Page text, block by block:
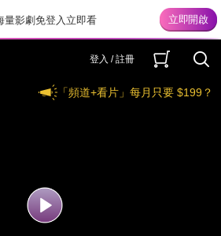
量影劇免登入立即看
登入 / 註冊
「頻道+看片」每月只要 $199？